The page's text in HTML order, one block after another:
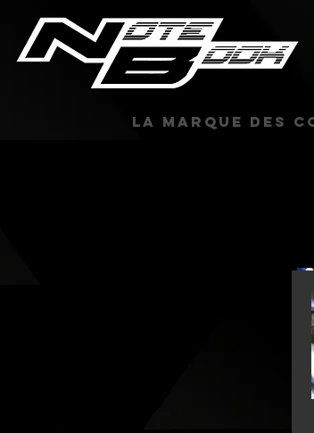
La marque des